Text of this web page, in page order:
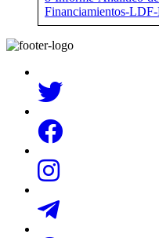
Financiamientos-